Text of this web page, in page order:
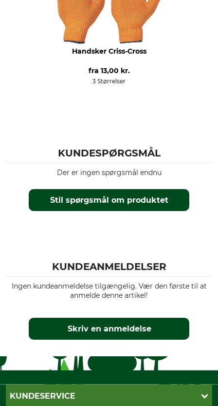
Handsker Criss-Cross
fra 13,00 kr.
3 Størrelser
KUNDESPØRGSMÅL
Stil spørgsmål om produktet
Der er ingen spørgsmål endnu
KUNDEANMELDELSER
Ingen kundeanmeldelse tilgængelig. Vær den første til at
anmelde denne artikel!
Skriv en anmeldelse
KUNDESERVICE